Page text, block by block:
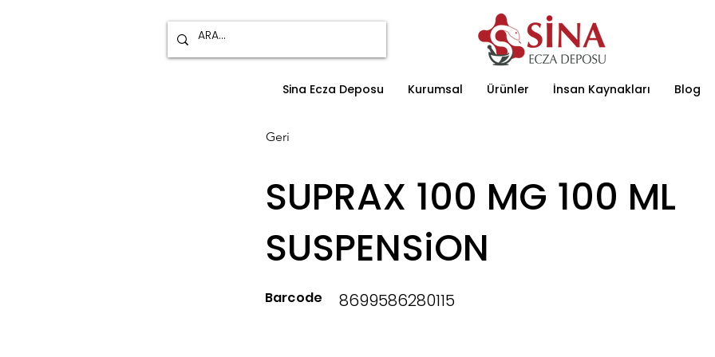
Sina Ecza Deposu Kurumsal Ürünler İnsan Kaynakları Blog
Geri
SUPRAX 100 MG 100 ML
SUSPENSiON
Barcode 8699586280115